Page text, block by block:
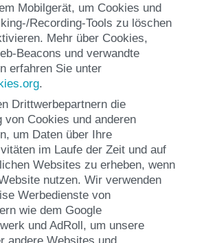
Mobilgerät, um Cookies und
Recording-Tools zu löschen
Mehr über Cookies,
Beacons und verwandte
erfahren Sie unter
Drittwerbepartnern die
von Cookies und anderen
um Daten über Ihre
im Laufe der Zeit und auf
Websites zu erheben, wenn
nutzen. Wir verwenden
Werbedienste von
wie dem Google
und AdRoll, um unsere
andere Websites und